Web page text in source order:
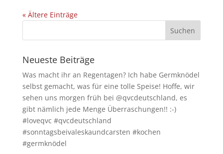
« Ältere Einträge
Neueste Beiträge
Was macht ihr an Regentagen? Ich habe Germknödel
selbst gemacht, was für eine tolle Speise! Hoffe, wir
sehen uns morgen früh bei @qvcdeutschland, es
gibt nämlich jede Menge Überraschungen!! :-)
#loveqvc #qvcdeutschland
#sonntagsbeivaleskaundcarsten #kochen
#germknödel